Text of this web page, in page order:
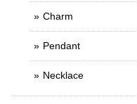
Charm
Pendant
Necklace